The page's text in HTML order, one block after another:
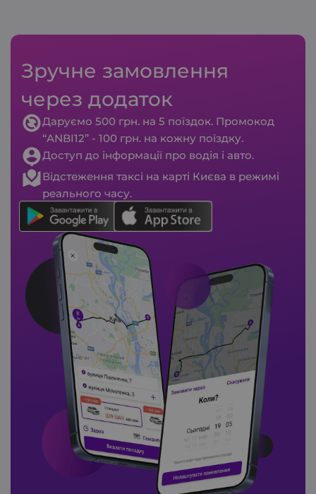
Зручне замовлення
через додаток
Даруємо 500 грн. на 5 поїздок. Промокод
“ANBI12” - 100 грн. на кожну поїздку.
Доступ до інформації про водія і авто.
Відстеження таксі на карті Києва в режимі
реального часу.